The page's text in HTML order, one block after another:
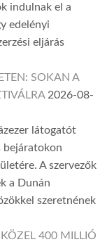
indulnak el a
edelényi
eljárás
SOKAN A
2026-08-
látogatót
bejáratokon
A szervezők
a Dunán
szeretnének
400 MILLIÓ